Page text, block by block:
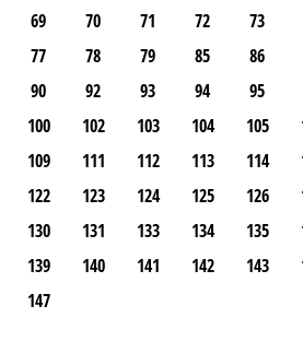
69
70 71 72 73
77
78 79 85 86
90
92 93 94 95
100
102 103 104 105
109
111 112 113 114
122
123 124 125 126
130
131 133 134 135
139
140 141 142 143
147